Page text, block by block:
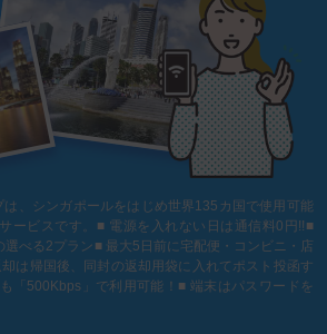
、シンガポールをはじめ世界135カ国で使用可能
ービスです。■ 電源を入れない日は通信料0円!!■
選べる2プラン■ 最大5日前に宅配便・コンビニ・店
は帰国後、同封の返却用袋に入れてポスト投函す
「500Kbps」で利用可能！■ 端末はパスワードを